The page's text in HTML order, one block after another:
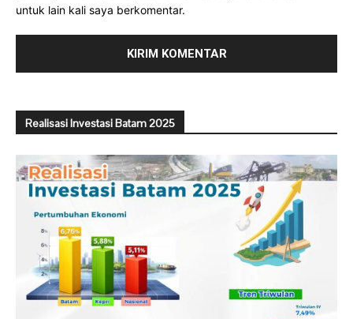
untuk lain kali saya berkomentar.
Realisasi Investasi Batam 2025